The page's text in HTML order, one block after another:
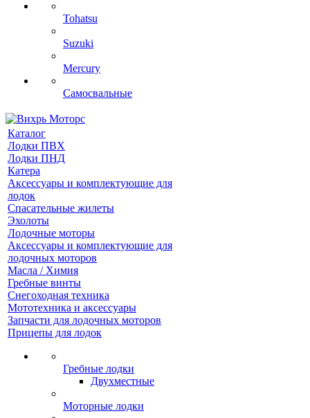
Tohatsu
Suzuki
Mercury
Самосвальные
Каталог
Лодки ПВХ
Лодки ПНД
Катера
Аксессуары и комплектующие для
лодок
Спасательные жилеты
Эхолоты
Лодочные моторы
Аксессуары и комплектующие для
лодочных моторов
Масла / Химия
Гребные винты
Снегоходная техника
Мототехника и аксессуары
Запчасти для лодочных моторов
Прицепы для лодок
Гребные лодки
Двухместные
Моторные лодки